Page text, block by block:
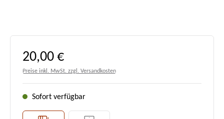
Regulärer Preis:
20,00 €
Preise inkl. MwSt. zzgl. Versandkosten
Sofort verfügbar